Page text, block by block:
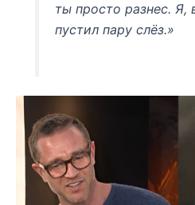
ты просто разнес. Я,
пустил пару слёз.»